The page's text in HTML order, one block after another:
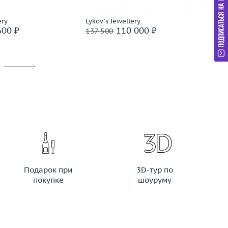
₽
Lykov`s Jewellery
137 500110 000 ₽
Подарок при
покупке
3D-тур по
шоуруму